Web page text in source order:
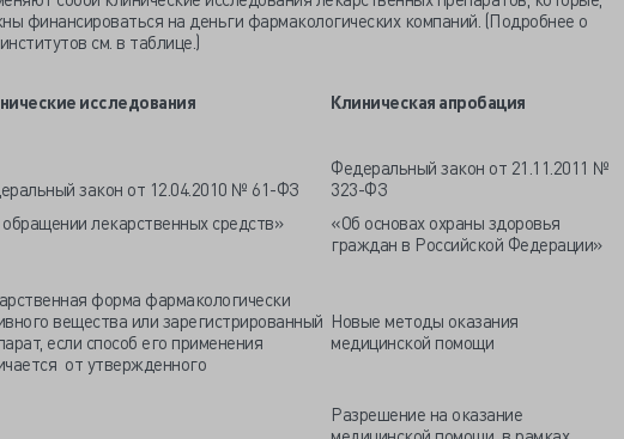
финансироваться на деньги фармакологических компаний. (Подробнее о
см. в таблице.)
исследования Клиническая апробация
закон от 12.04.2010 № 61-ФЗ
лекарственных средств»
Федеральный закон от 21.11.2011 №
323-ФЗ
«Об основах охраны здоровья
граждан в Российской Федерации»
форма фармакологически
вещества или зарегистрированный
если способ его применения
от утвержденного
Новые методы оказания
медицинской помощи
Разрешение на оказание